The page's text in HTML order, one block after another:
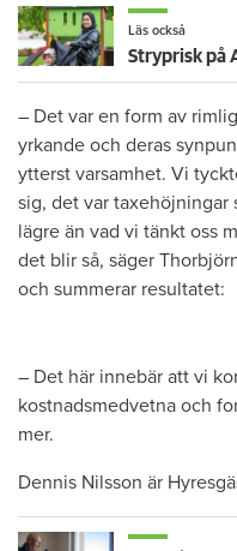
Läs också
– Det var en form av
yrkande och deras
ytterst varsamhet. Vi
sig, det var taxehöjningar
lägre än vad vi tänkt oss
det blir så, säger
och summerar resultatet:
– Det här innebär att vi
kostnadsmedvetna och
mer.
Dennis Nilsson är